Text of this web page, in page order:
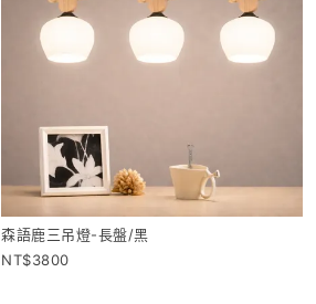
森語鹿三吊燈-長盤/黑
3800